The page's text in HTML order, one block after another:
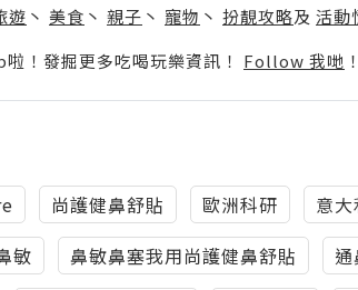
遊 丶 美食 丶 親子 丶 寵物 丶 扮靚攻略及 活動
！發掘更多吃喝玩樂資訊！ Follow 我哋 ！
尚護健鼻舒貼 歐洲科研 意
敏 鼻敏鼻塞我用尚護健鼻舒貼